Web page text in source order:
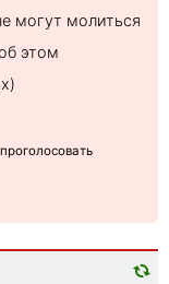
могут молиться
этом